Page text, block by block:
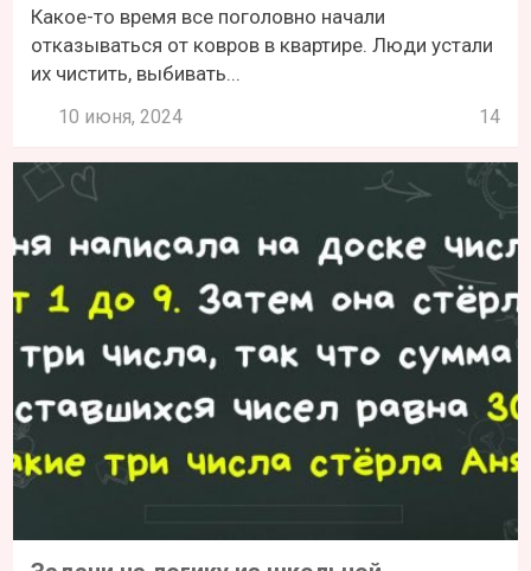
Какое-то время все поголовно начали
отказываться от ковров в квартире. Люди устали
их чистить, выбивать...
10 июня, 2024 14